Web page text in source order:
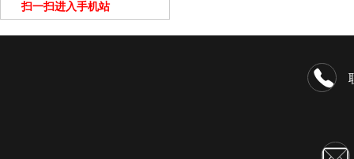
扫一扫进入手机站